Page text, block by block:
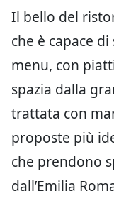
Il bello del
che è capace
menu, con
spazia dalla
trattata con
proposte più
che prendono
dall’Emilia